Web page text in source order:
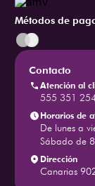
Métodos de
Contacto
Atención al
555 351
Horarios de
De lunes a
Sábado de
Dirección
Canarias